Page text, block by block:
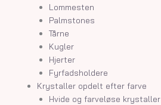
Lommesten
Palmstones
Tårne
Kugler
Hjerter
Fyrfadsholdere
Krystaller opdelt efter farve
Hvide og farveløse krystaller